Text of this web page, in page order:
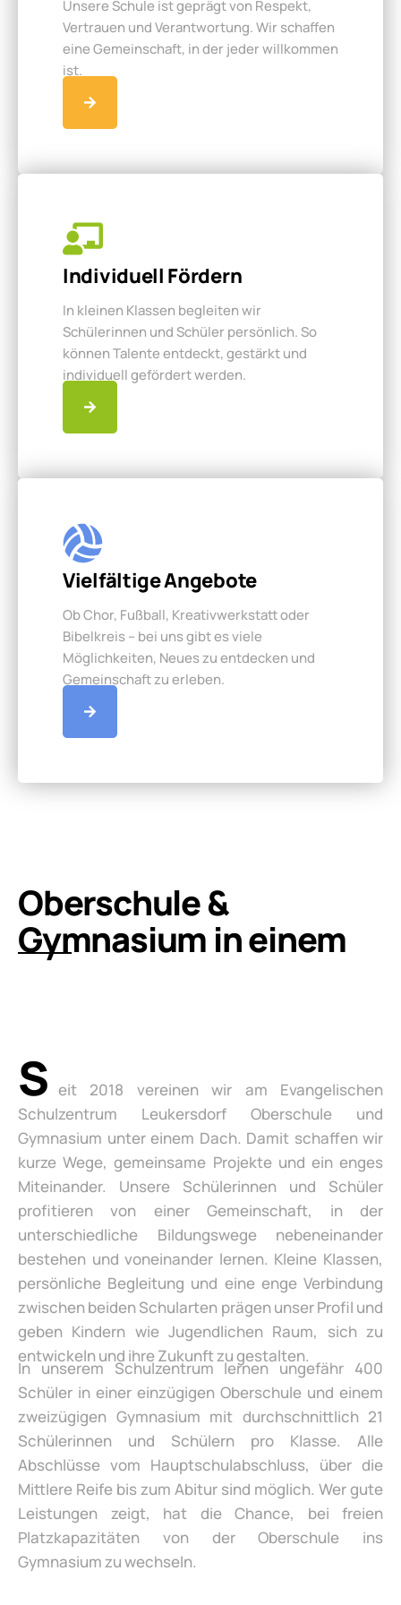
Unsere Schule ist geprägt von Respekt,
Vertrauen und Verantwortung. Wir schaffen
eine Gemeinschaft, in der jeder willkommen
ist.
Individuell Fördern
In kleinen Klassen begleiten wir
Schülerinnen und Schüler persönlich. So
können Talente entdeckt, gestärkt und
individuell gefördert werden.
Vielfältige Angebote
Ob Chor, Fußball, Kreativwerkstatt oder
Bibelkreis – bei uns gibt es viele
Möglichkeiten, Neues zu entdecken und
Gemeinschaft zu erleben.
Oberschule &
Gymnasium in einem
S eit 2018 vereinen wir am Evangelischen
Schulzentrum Leukersdorf Oberschule und
Gymnasium unter einem Dach. Damit schaffen wir
kurze Wege, gemeinsame Projekte und ein enges
Miteinander. Unsere Schülerinnen und Schüler
profitieren von einer Gemeinschaft, in der
unterschiedliche Bildungswege nebeneinander
bestehen und voneinander lernen. Kleine Klassen,
persönliche Begleitung und eine enge Verbindung
zwischen beiden Schularten prägen unser Profil und
geben Kindern wie Jugendlichen Raum, sich zu
entwickeln und ihre Zukunft zu gestalten.
In unserem Schulzentrum lernen ungefähr 400
Schüler in einer einzügigen Oberschule und einem
zweizügigen Gymnasium mit durchschnittlich 21
Schülerinnen und Schülern pro Klasse. Alle
Abschlüsse vom Hauptschulabschluss, über die
Mittlere Reife bis zum Abitur sind möglich. Wer gute
Leistungen zeigt, hat die Chance, bei freien
Platzkapazitäten von der Oberschule ins
Gymnasium zu wechseln.